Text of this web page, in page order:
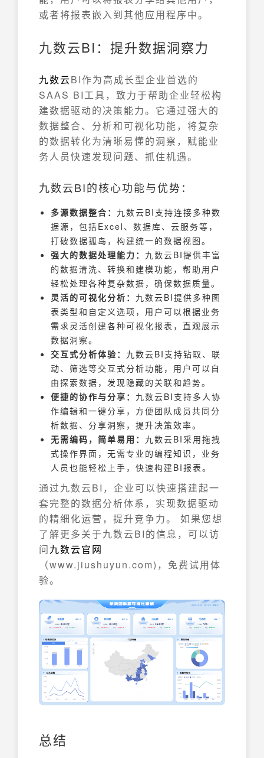
或者将报表嵌入到其他应用程序中。
九数云BI：提升数据洞察力
九数云BI作为高成长型企业首选的
SAAS BI工具，致力于帮助企业轻松构
建数据驱动的决策能力。它通过强大的
数据整合、分析和可视化功能，将复杂
的数据转化为清晰易懂的洞察，赋能业
务人员快速发现问题、抓住机遇。
九数云BI的核心功能与优势：
多源数据整合： 九数云BI支持连接多种数
据源，包括Excel、数据库、云服务等，
打破数据孤岛，构建统一的数据视图。
强大的数据处理能力： 九数云BI提供丰富
的数据清洗、转换和建模功能，帮助用户
轻松处理各种复杂数据，确保数据质量。
灵活的可视化分析： 九数云BI提供多种图
表类型和自定义选项，用户可以根据业务
需求灵活创建各种可视化报表，直观展示
数据洞察。
交互式分析体验： 九数云BI支持钻取、联
动、筛选等交互式分析功能，用户可以自
由探索数据，发现隐藏的关联和趋势。
便捷的协作与分享： 九数云BI支持多人协
作编辑和一键分享，方便团队成员共同分
析数据、分享洞察，提升决策效率。
无需编码，简单易用： 九数云BI采用拖拽
式操作界面，无需专业的编程知识，业务
人员也能轻松上手，快速构建BI报表。
通过九数云BI，企业可以快速搭建起一
套完整的数据分析体系，实现数据驱动
的精细化运营，提升竞争力。 如果您想
了解更多关于九数云BI的信息，可以访
问九数云官网
（www.jiushuyun.com)，免费试用体
验。
总结